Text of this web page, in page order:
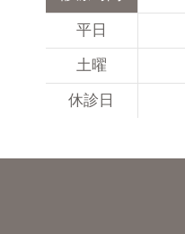
平日
土曜
休診日